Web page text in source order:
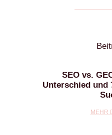
SEO vs.
Unterschied und
MEHR